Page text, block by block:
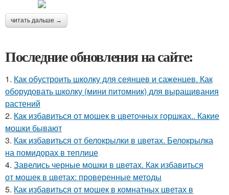
читать дальше →
Последние обновления на сайте:
1. Как обустроить школку для сеянцев и саженцев. Как
оборудовать школку (мини питомник) для выращивания
растений
2. Как избавиться от мошек в цветочных горшках.. Какие
мошки бывают
3. Как избавиться от белокрылки в цветах. Белокрылка
на помидорах в теплице
4. Завелись черные мошки в цветах. Как избавиться
от мошек в цветах: проверенные методы
5. Как избавиться от мошек в комнатных цветах в